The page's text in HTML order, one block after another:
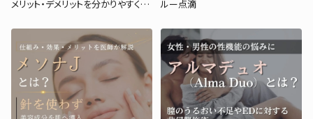
メリット・デメリットを分かりやすく解
ルー点滴